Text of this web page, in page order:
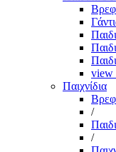
view
Παιχνίδια
/
/